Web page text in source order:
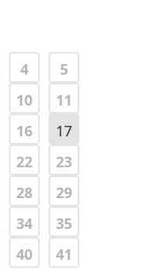
4
5
10
11
16
17
22
23
28
29
34
35
40
41